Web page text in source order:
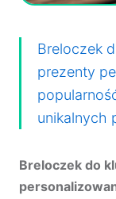
Breloczek
prezenty
unikalnych
Breloczek do